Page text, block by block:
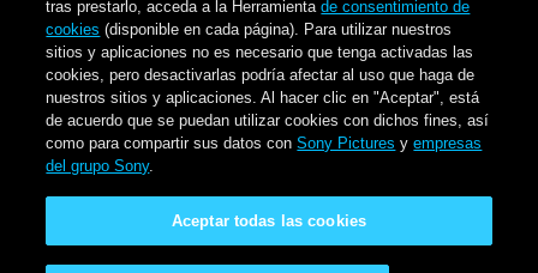
tras prestarlo, acceda a la Herramientade consentimiento de
cookies (disponible en cada página). Para utilizar nuestros
sitios y aplicaciones no es necesario que tenga activadas las
cookies, pero desactivarlas podría afectar al uso que haga de
nuestros sitios y aplicaciones. Al hacer clic en "Aceptar", está
de acuerdo que se puedan utilizar cookies con dichos fines, así
como para compartir sus datos conSony Pictures yempresas
del grupo Sony.
Aceptar todas las cookies